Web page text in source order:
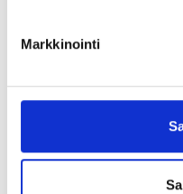
Markkinointi
palautumiseen.
sijoittuvat
aivoriihiä varten.